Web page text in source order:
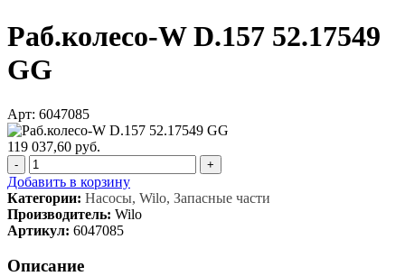
Раб.колесо-W D.157 52.17549
GG
Арт: 6047085
119 037,60 руб.
- +
Добавить в корзину
Категории: Насосы, Wilo, Запасные части
Производитель: Wilo
Артикул: 6047085
Описание